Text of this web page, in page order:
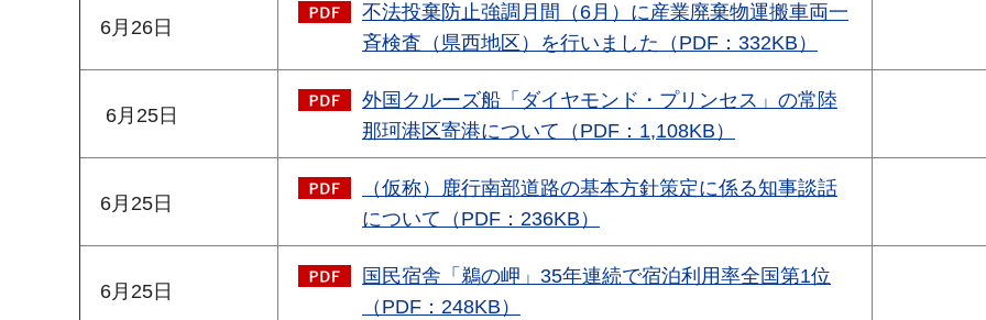
6月26日
不法投棄防止強調月間（6月）に産業廃棄物運搬車両一
斉検査（県西地区）を行いました（PDF：332KB）
6月25日
外国クルーズ船「ダイヤモンド・プリンセス」の常陸
那珂港区寄港について（PDF：1,108KB）
6月25日
（仮称）鹿行南部道路の基本方針策定に係る知事談話
について（PDF：236KB）
6月25日
国民宿舎「鵜の岬」35年連続で宿泊利用率全国第1位
（PDF：248KB）